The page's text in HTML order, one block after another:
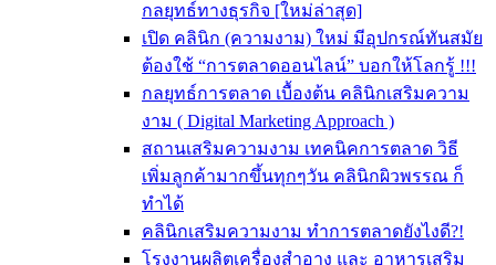
กลยุทธ์ทางธุรกิจ [ใหม่ล่าสุด]
เปิด คลินิก (ความงาม) ใหม่ มีอุปกรณ์ทันสมัย
ต้องใช้ “การตลาดออนไลน์” บอกให้โลกรู้ !!!
กลยุทธ์การตลาด เบื้องต้น คลินิกเสริมความ
งาม ( Digital Marketing Approach )
สถานเสริมความงาม เทคนิคการตลาด วิธี
เพิ่มลูกค้ามากขึ้นทุกๆวัน คลินิกผิวพรรณ ก็
ทำได้
คลินิกเสริมความงาม ทำการตลาดยังไงดี?!
โรงงานผลิตเครื่องสำอาง และ อาหารเสริม